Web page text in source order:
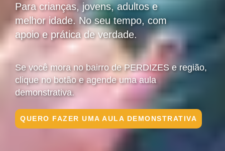
Para crianças, jovens, adultos e
melhor idade. No seu tempo, com
apoio e prática de verdade.
Se você mora no bairro de PERDIZES e região,
clique no botão e agende uma aula
demonstrativa.
QUERO FAZER UMA AULA DEMONSTRATIVA